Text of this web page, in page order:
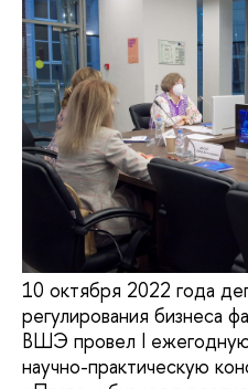
10 октября 2022 года
регулирования бизнеса
ВШЭ провел I
научно-практическую